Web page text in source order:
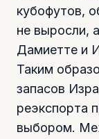
кубофутов,
не выросли,
Дамиетте и
Таким
запасов
реэкспорта
выбором.